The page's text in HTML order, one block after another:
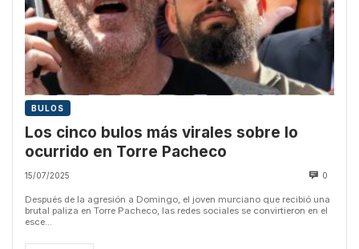
BULOS
Los cinco bulos más virales sobre lo
ocurrido en Torre Pacheco
15/07/2025 0
Después de la agresión a Domingo, el joven murciano que recibió una
brutal paliza en Torre Pacheco, las redes sociales se convirtieron en el
esce...